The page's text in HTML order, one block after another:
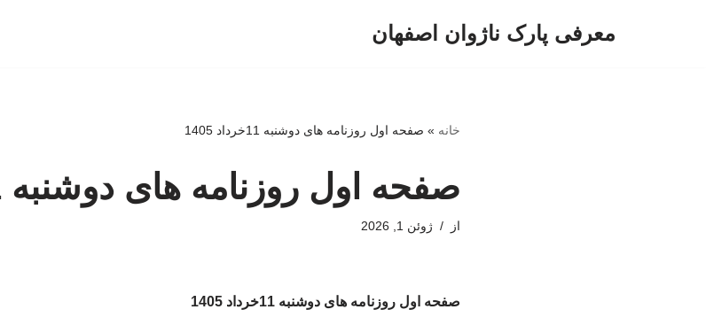
معرفی پارک ناژوان اصفهان
خانه » صفحه اول روزنامه های دوشنبه 11خرداد 1405
صفحه اول روزنامه های دوشنبه 11خرداد 1405
از ژوئن 1, 2026
صفحه اول روزنامه های دوشنبه 11خرداد 1405